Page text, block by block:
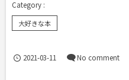
大好きな本
2021-03-11 No comment